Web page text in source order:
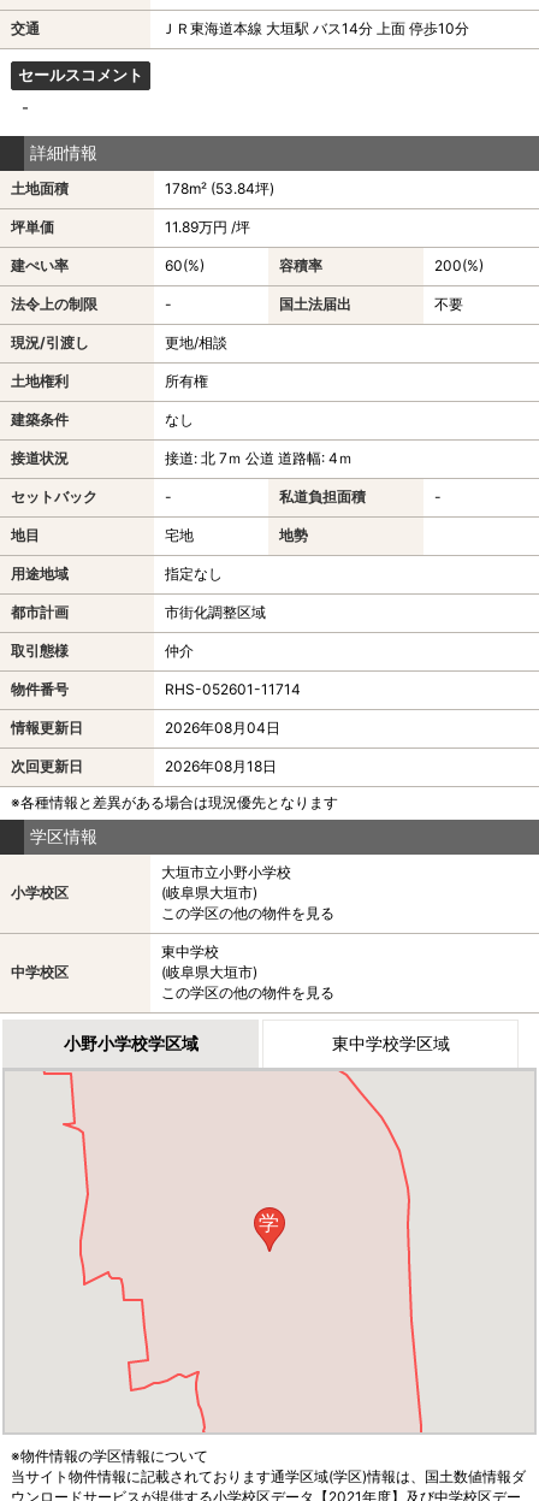
交通 ＪＲ東海道本線 大垣駅 バス14分 上面 停歩10分
セールスコメント
-
詳細情報
土地面積 178m² (53.84坪)
坪単価 11.89万円 /坪
建ぺい率 60(%) 容積率 200(%)
法令上の制限 - 国土法届出 不要
現況/引渡し 更地/相談
土地権利 所有権
建築条件 なし
接道状況 接道: 北 7ｍ 公道 道路幅: 4ｍ
セットバック - 私道負担面積 -
地目 宅地 地勢
用途地域 指定なし
都市計画 市街化調整区域
取引態様 仲介
物件番号 RHS-052601-11714
情報更新日 2026年08月04日
次回更新日
2026年08月18日
※各種情報と差異がある場合は現況優先となります
学区情報
小学校区
大垣市立小野小学校
(岐阜県大垣市)
この学区の他の物件を見る
中学校区
東中学校
(岐阜県大垣市)
この学区の他の物件を見る
小野小学校学区域 東中学校学区域
学
※物件情報の学区情報について
当サイト物件情報に記載されております通学区域(学区)情報は、国土数値情報ダ
ウンロードサービスが提供する小学校区データ【2021年度】及び中学校区デー